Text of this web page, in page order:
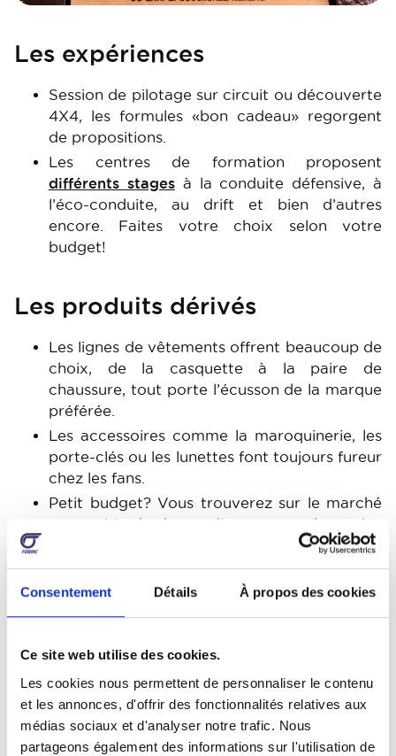
Consentement Détails À propos des cookies
Ce site web utilise des cookies.
Les cookies nous permettent de personnaliser le contenu
et les annonces, d'offrir des fonctionnalités relatives aux
médias sociaux et d'analyser notre trafic. Nous
partageons également des informations sur l'utilisation de
Les expériences
Session de pilotage sur circuit ou découverte
4X4, les formules «bon cadeau» regorgent
de propositions.
Les centres de formation proposent
différents stagesà la conduite défensive, à
l’éco-conduite, au drift et bien d’autres
encore. Faites votre choix selon votre
budget!
Les produits dérivés
Les lignes de vêtements offrent beaucoup de
choix, de la casquette à la paire de
chaussure, tout porte l’écusson de la marque
préférée.
Les accessoires comme la maroquinerie, les
porte-clés ou les lunettes font toujours fureur
chez les fans.
Petit budget? Vous trouverez sur le marché
une multitude de goodies comme des stylos
Les sorties et événements (en
sanitaires)
Et pourquoi pas une place pour assister à
une compétition? Que ce soit à Zolder ou
Francorchamps, les compétitions de haut